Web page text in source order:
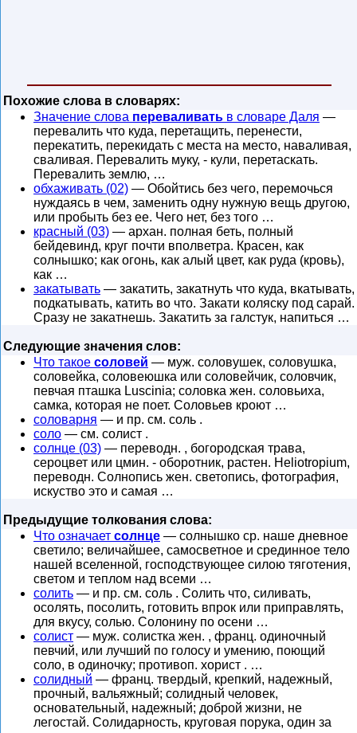
Похожие слова в словарях:
Значение слова переваливать в словаре Даля —
перевалить что куда, перетащить, перенести,
перекатить, перекидать с места на место, наваливая,
сваливая. Перевалить муку, - кули, перетаскать.
Перевалить землю, …
обхаживать (02) — Обойтись без чего, перемочься
нуждаясь в чем, заменить одну нужную вещь другою,
или пробыть без ее. Чего нет, без того …
красный (03) — архан. полная беть, полный
бейдевинд, круг почти вполветра. Красен, как
солнышко; как огонь, как алый цвет, как руда (кровь),
как …
закатывать — закатить, закатнуть что куда, вкатывать,
подкатывать, катить во что. Закати коляску под сарай.
Сразу не закатнешь. Закатить за галстук, напиться …
Следующие значения слов:
Что такое соловей — муж. соловушек, соловушка,
соловейка, соловеюшка или соловейчик, соловчик,
певчая пташка Luscinia; соловка жен. соловьиха,
самка, которая не поет. Соловьев кроют …
соловарня — и пр. см. соль .
соло — см. солист .
солнце (03) — переводн. , богородская трава,
сероцвет или цмин. - оборотник, растен. Heliotropium,
переводн. Солнопись жен. светопись, фотография,
искуство это и самая …
Предыдущие толкования слова:
Что означает солнце — солнышко ср. наше дневное
светило; величайшее, самосветное и срединное тело
нашей вселенной, господствующее силою тяготения,
светом и теплом над всеми …
солить — и пр. см. соль . Солить что, силивать,
осолять, посолить, готовить впрок или приправлять,
для вкусу, солью. Солонину по осени …
солист — муж. солистка жен. , франц. одиночный
певчий, или лучший по голосу и умению, поющий
соло, в одиночку; противоп. хорист . …
солидный — франц. твердый, крепкий, надежный,
прочный, вальяжный; солидный человек,
основательный, надежный; доброй жизни, не
легостай. Солидарность, круговая порука, один за